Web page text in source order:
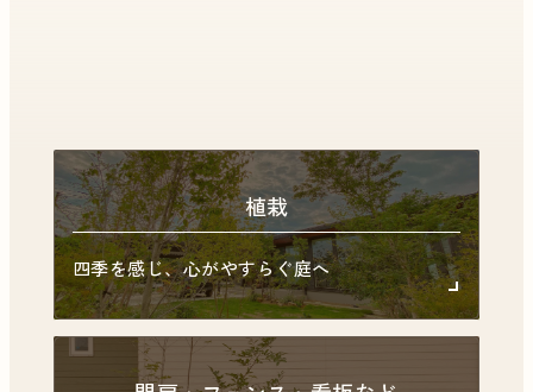
植栽
四季を感じ、心がやすらぐ庭へ